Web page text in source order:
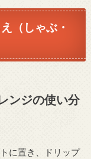
（しゃぶ・
ンジの使い分
に置き、ドリップ